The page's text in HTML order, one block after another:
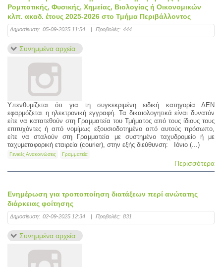
Ρομποτικής, Φυσικής, Χημείας, Βιολογίας ή Οικονομικών
κλπ. ακαδ. έτους 2025-2026 στο Τμήμα Περιβάλλοντος
Δημοσίευση: 05-09-2025 11:54 | Προβολές: 444
Συνημμένα αρχεία
Υπενθυμίζεται ότι για τη συγκεκριμένη ειδική κατηγορία ΔΕΝ
εφαρμόζεται η ηλεκτρονική εγγραφή. Τα δικαιολογητικά είναι δυνατόν
είτε να κατατεθούν στη Γραμματεία του Τμήματος από τους ίδιους τους
επιτυχόντες ή από νομίμως εξουσιοδοτημένο από αυτούς πρόσωπο,
είτε να σταλούν στη Γραμματεία με συστημένο ταχυδρομείο ή με
ταχυμεταφορική εταιρεία (courier), στην εξής διεύθυνση: Ιόνιο (...)
Γενικές Ανακοινώσεις Γραμματεία
Περισσότερα
Ενημέρωση για τροποποίηση διατάξεων περί ανώτατης
διάρκειας φοίτησης
Δημοσίευση: 02-09-2025 12:34 | Προβολές: 831
Συνημμένα αρχεία